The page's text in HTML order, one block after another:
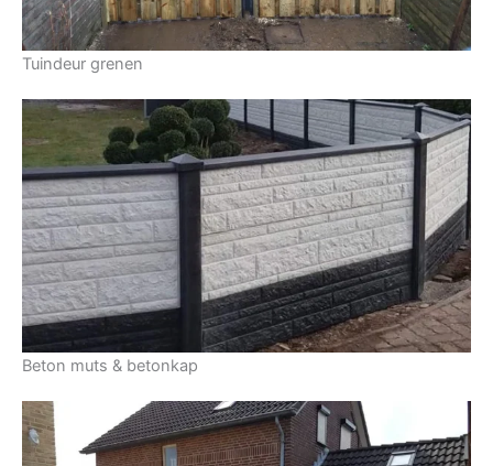
Tuindeur grenen
Beton muts & betonkap